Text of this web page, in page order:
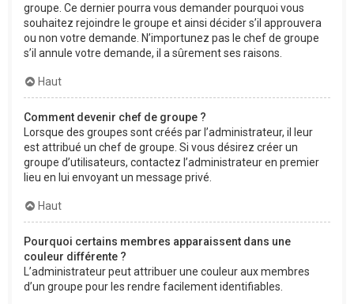
groupe. Ce dernier pourra vous demander pourquoi vous
souhaitez rejoindre le groupe et ainsi décider s’il approuvera
ou non votre demande. N’importunez pas le chef de groupe
s’il annule votre demande, il a sûrement ses raisons.
Haut
Comment devenir chef de groupe ?
Lorsque des groupes sont créés par l’administrateur, il leur
est attribué un chef de groupe. Si vous désirez créer un
groupe d’utilisateurs, contactez l’administrateur en premier
lieu en lui envoyant un message privé.
Haut
Pourquoi certains membres apparaissent dans une
couleur différente ?
L’administrateur peut attribuer une couleur aux membres
d’un groupe pour les rendre facilement identifiables.